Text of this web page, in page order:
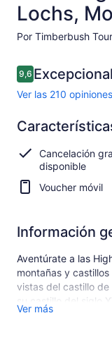
Lochs,
Por Timberbush
Opiniones
9,69,6 de 10
Excepcional
Ver las 210
9.69.6 de 10
Excepcional
Ver las
210
opiniones
de Viator
Cancelación
disponible
Voucher móvil
Información
Aventúrate a las
montañas y
vistas del castillo
su castillo del siglo
Su entrenador
Ver más